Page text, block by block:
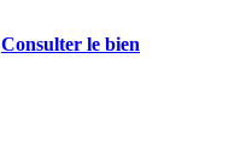
Consulter le bien